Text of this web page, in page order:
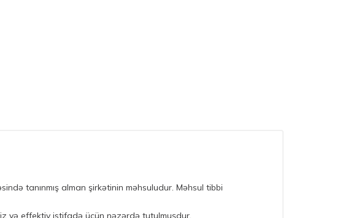
tanınmış alman şirkətinin məhsuludur. Məhsul tibbi
və effektiv istifadə üçün nəzərdə tutulmuşdur.